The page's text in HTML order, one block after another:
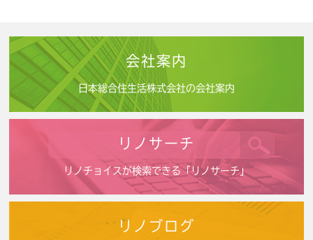
会社案内
日本総合住生活株式会社の会社案内
リノサーチ
リノチョイスが検索できる「リノサーチ」
リノブログ